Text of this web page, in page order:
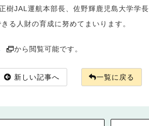
樹JAL運航本部長、佐野輝鹿児島大学学
る人財の育成に努めてまいります。
から閲覧可能です。
新しい記事へ 一覧に戻る